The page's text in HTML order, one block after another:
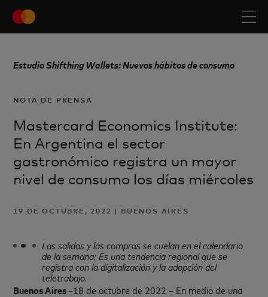
Estudio Shifthing Wallets: Nuevos hábitos de consumo
NOTA DE PRENSA
Mastercard Economics Institute:
En Argentina el sector
gastronómico registra un mayor
nivel de consumo los días miércoles
19 DE OCTUBRE, 2022 | BUENOS AIRES
Las salidas y las compras se cuelan en el calendario
de la semana: Es una tendencia regional que se
registra con la digitalización y la adopción del
teletrabajo.
Buenos Aires–18 de octubre de 2022 – En medio de una